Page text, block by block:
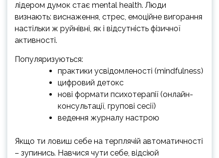
лідером думок стає mental health. Люди
визнають: виснаження, стрес, емоційне вигорання
настільки ж руйнівні, як і відсутність фізичної
активності.
Популяризуються:
практики усвідомленості (mindfulness)
цифровий детокс
нові формати психотерапії (онлайн-
консультації, групові сесії)
ведення журналу настрою
Якщо ти ловиш себе на терплячій автоматичності
– зупинись. Навчися чути себе, відсіюй